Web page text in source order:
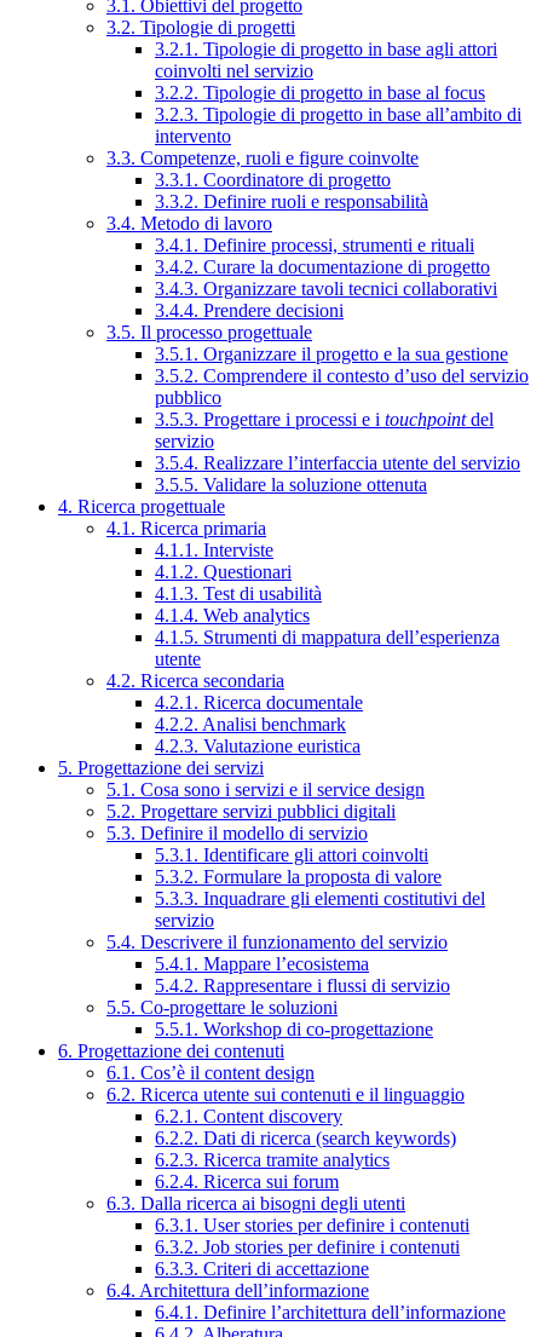
3.1. Obiettivi del progetto
3.2. Tipologie di progetti
3.2.1. Tipologie di progetto in base agli attori
coinvolti nel servizio
3.2.2. Tipologie di progetto in base al focus
3.2.3. Tipologie di progetto in base all’ambito di
intervento
3.3. Competenze, ruoli e figure coinvolte
3.3.1. Coordinatore di progetto
3.3.2. Definire ruoli e responsabilità
3.4. Metodo di lavoro
3.4.1. Definire processi, strumenti e rituali
3.4.2. Curare la documentazione di progetto
3.4.3. Organizzare tavoli tecnici collaborativi
3.4.4. Prendere decisioni
3.5. Il processo progettuale
3.5.1. Organizzare il progetto e la sua gestione
3.5.2. Comprendere il contesto d’uso del servizio
pubblico
3.5.3. Progettare i processi e i touchpointdel
servizio
3.5.4. Realizzare l’interfaccia utente del servizio
3.5.5. Validare la soluzione ottenuta
4. Ricerca progettuale
4.1. Ricerca primaria
4.1.1. Interviste
4.1.2. Questionari
4.1.3. Test di usabilità
4.1.4. Web analytics
4.1.5. Strumenti di mappatura dell’esperienza
utente
4.2. Ricerca secondaria
4.2.1. Ricerca documentale
4.2.2. Analisi benchmark
4.2.3. Valutazione euristica
5. Progettazione dei servizi
5.1. Cosa sono i servizi e il service design
5.2. Progettare servizi pubblici digitali
5.3. Definire il modello di servizio
5.3.1. Identificare gli attori coinvolti
5.3.2. Formulare la proposta di valore
5.3.3. Inquadrare gli elementi costitutivi del
servizio
5.4. Descrivere il funzionamento del servizio
5.4.1. Mappare l’ecosistema
5.4.2. Rappresentare i flussi di servizio
5.5. Co-progettare le soluzioni
5.5.1. Workshop di co-progettazione
6. Progettazione dei contenuti
6.1. Cos’è il content design
6.2. Ricerca utente sui contenuti e il linguaggio
6.2.1. Content discovery
6.2.2. Dati di ricerca (search keywords)
6.2.3. Ricerca tramite analytics
6.2.4. Ricerca sui forum
6.3. Dalla ricerca ai bisogni degli utenti
6.3.1. User stories per definire i contenuti
6.3.2. Job stories per definire i contenuti
6.3.3. Criteri di accettazione
6.4. Architettura dell’informazione
6.4.1. Definire l’architettura dell’informazione